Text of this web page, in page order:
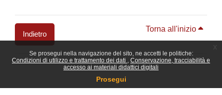
Se prosegui nella navigazione del sito, ne accetti le politiche:
Condizioni di utilizzo e trattamento dei dati
Conservazione, tracciabilità e
accesso ai materiali didattici digitali
Prosegui
Indietro
Torna all'inizio
Blocchi